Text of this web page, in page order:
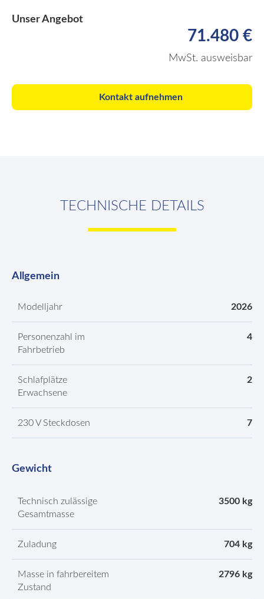
Unser Angebot
71.480 €
MwSt. ausweisbar
Kontakt aufnehmen
TECHNISCHE DETAILS
Allgemein
Modelljahr 2026
Personenzahl im
Fahrbetrieb
4
Schlafplätze
Erwachsene
2
230 V Steckdosen 7
Gewicht
Technisch zulässige
Gesamtmasse
3500 kg
Zuladung 704 kg
Masse in fahrbereitem
Zustand
2796 kg